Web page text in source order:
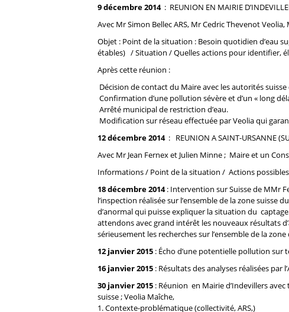
9 décembre 2014: REUNION EN MAIRIE
Avec Mr Simon Bellec ARS, Mr Cedric Thevenot
Objet : Point de la situation : Besoin quotidien d’eau
étables) / Situation / Quelles actions pour identifier,
Après cette réunion :
Décision de contact du Maire avec les autorités
Confirmation d’une pollution sévère et d’un « long
Arrêté municipal de restriction d’eau.
Modification sur réseau effectuée par Veolia qui
12 décembre 2014 : REUNION A SAINT-URSANNE
Avec Mr Jean Fernex et Julien Minne ; Maire et un
Informations / Point de la situation / Actions
18 décembre 2014: Intervention sur Suisse de MMr
l’inspection réalisée sur l’ensemble de la zone suisse
d’anormal qui puisse expliquer la situation du
attendons avec grand intérêt les nouveaux résultats
sérieusement les recherches sur l’ensemble de la
12 janvier 2015 : Écho d’une potentielle pollution sur
16 janvier 2015 : Résultats des analyses réalisées par
30 janvier 2015 : Réunion en Mairie d’Indevillers
suisse ; Veolia Maîche,
1. Contexte-problématique (collectivité, ARS,)